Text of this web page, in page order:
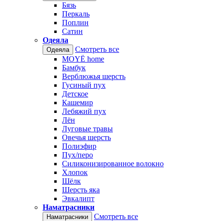
Бязь
Перкаль
Поплин
Сатин
Одеяла
Одеяла
Смотреть все
MOYЁ home
Бамбук
Верблюжья шерсть
Гусиный пух
Детское
Кашемир
Лебяжий пух
Лён
Луговые травы
Овечья шерсть
Полиэфир
Пух/перо
Силиконизированное волокно
Хлопок
Шёлк
Шерсть яка
Эвкалипт
Наматрасники
Наматрасники
Смотреть все